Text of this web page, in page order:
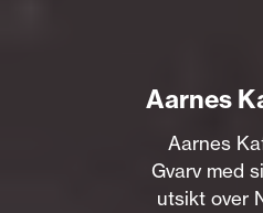
Aarnes
Aarnes
Gvarv med
utsikt over